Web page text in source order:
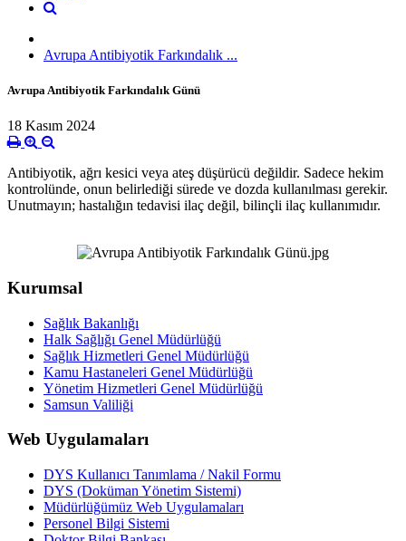
Avrupa Antibiyotik Farkındalık ...
Avrupa Antibiyotik Farkındalık Günü
18 Kasım 2024
Antibiyotik, ağrı kesici veya ateş düşürücü değildir. Sadece hekim
kontrolünde, onun belirlediği sürede ve dozda kullanılması gerekir.
Unutmayın; hastalığın tedavisi ilaç değil, bilinçli ilaç kullanımıdır.
Kurumsal
Sağlık Bakanlığı
Halk Sağlığı Genel Müdürlüğü
Sağlık Hizmetleri Genel Müdürlüğü
Kamu Hastaneleri Genel Müdürlüğü
Yönetim Hizmetleri Genel Müdürlüğü
Samsun Valiliği
Web Uygulamaları
DYS Kullanıcı Tanımlama / Nakil Formu
DYS (Doküman Yönetim Sistemi)
Müdürlüğümüz Web Uygulamaları
Personel Bilgi Sistemi